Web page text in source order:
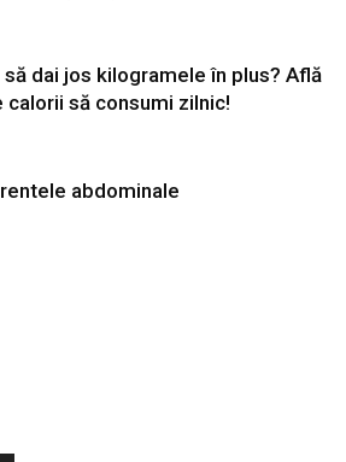
să dai jos kilogramele în plus? Află
calorii să consumi zilnic!
abdominale